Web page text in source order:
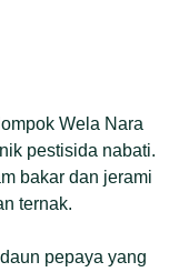
Wela Nara
pestisida nabati.
bakar dan jerami
ternak.
pepaya yang